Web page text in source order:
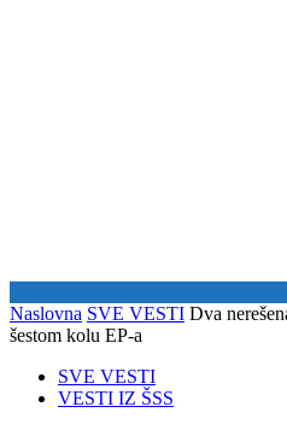
Naslovna SVE VESTI Dva
šestom kolu EP-a
SVE VESTI
VESTI IZ ŠSS